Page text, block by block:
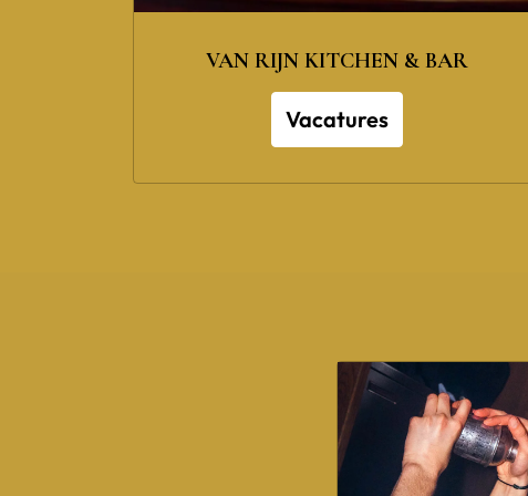
VAN RIJN KITCHEN & BAR
Vacatures